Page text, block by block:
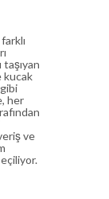
kucak
her
ve